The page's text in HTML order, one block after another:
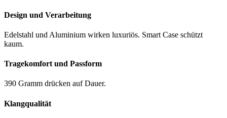
Design und Verarbeitung
Edelstahl und Aluminium wirken luxuriös. Smart Case schützt
kaum.
Tragekomfort und Passform
390 Gramm drücken auf Dauer.
Klangqualität